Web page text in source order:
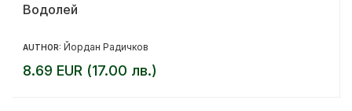
Водолей
AUTHOR: Йордан Радичков
8.69 EUR (17.00 лв.)